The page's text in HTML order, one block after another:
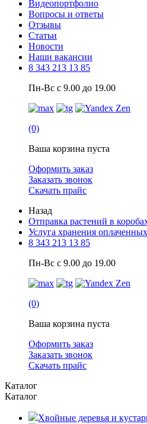
Видеопортфолио
Вопросы и ответы
Отзывы
Статьи
Новости
Наши вакансии
8 343 213 13 85
Пн-Вс с 9.00 до 19.00
(0)
Ваша корзина пуста
Оформить заказ
Заказать звонок
Скачать прайс
Назад
Отправка растений в
Услуга хранения
8 343 213 13 85
Пн-Вс с 9.00 до 19.00
(0)
Ваша корзина пуста
Оформить заказ
Заказать звонок
Скачать прайс
Каталог
Каталог
Хвойные деревья и